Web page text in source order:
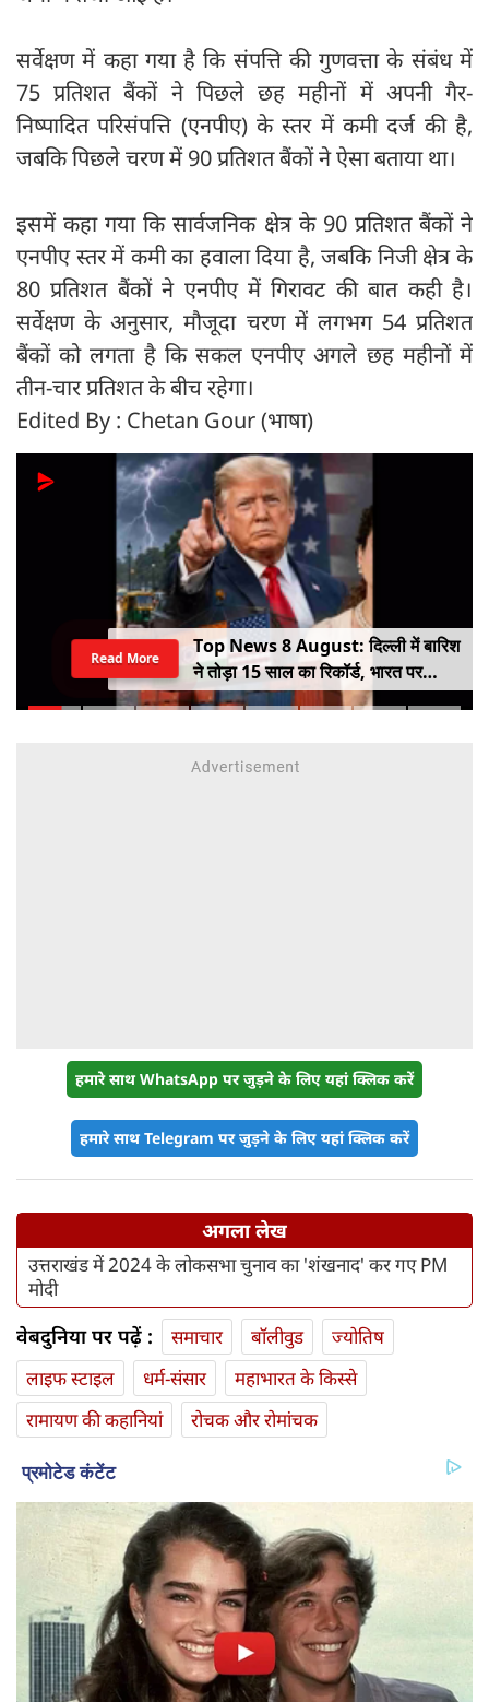
सर्वेक्षण में कहा गया है कि संपत्ति की गुणवत्ता के संबंध में
75 प्रतिशत बैंकों ने पिछले छह महीनों में अपनी गैर-
निष्पादित परिसंपत्ति (एनपीए) के स्तर में कमी दर्ज की है,
जबकि पिछले चरण में 90 प्रतिशत बैंकों ने ऐसा बताया था।
इसमें कहा गया कि सार्वजनिक क्षेत्र के 90 प्रतिशत बैंकों ने
एनपीए स्तर में कमी का हवाला दिया है, जबकि निजी क्षेत्र के
80 प्रतिशत बैंकों ने एनपीए में गिरावट की बात कही है।
सर्वेक्षण के अनुसार, मौजूदा चरण में लगभग 54 प्रतिशत
बैंकों को लगता है कि सकल एनपीए अगले छह महीनों में
तीन-चार प्रतिशत के बीच रहेगा।
Edited By : Chetan Gour (भाषा)
Top News 8 August: दिल्ली में बारिश
ने तोड़ा 15 साल का रिकॉर्ड, भारत पर
100% टैरिफ का खतरा; Gen Z पर कंगना
Read More
हमारे साथ WhatsApp पर जुड़ने के लिए यहां क्लिक करें
हमारे साथ Telegram पर जुड़ने के लिए यहां क्लिक करें
अगला लेख
उत्तराखंड में 2024 के लोकसभा चुनाव का 'शंखनाद' कर गए PM
मोदी
वेबदुनिया पर पढ़ें : समाचार बॉलीवुड
ज्योतिष
लाइफ स्‍टाइल
धर्म-संसार
महाभारत के किस्से
रामायण की कहानियां
रोचक और रोमांचक